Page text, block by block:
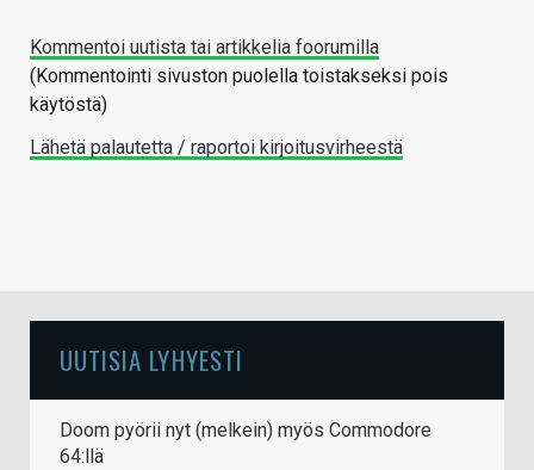
Kommentoi uutista tai artikkelia foorumilla
(Kommentointi sivuston puolella toistakseksi pois
käytöstä)
Lähetä palautetta / raportoi kirjoitusvirheestä
UUTISIA LYHYESTI
Doom pyörii nyt (melkein) myös Commodore
64:llä